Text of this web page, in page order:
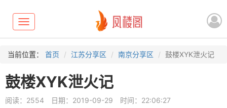
Toggle
navigation
当前位置： 首页 江苏分享区 南京分享区 鼓楼XYK泄火记
鼓楼XYK泄火记
阅读：2554 日期：2019-09-29 时间：22:06:27